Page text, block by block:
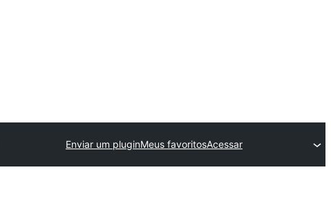
Enviar um pluginMeus favoritosAcessar